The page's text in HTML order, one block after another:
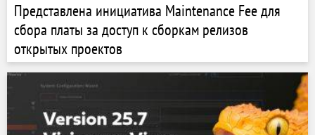
Представлена инициатива Maintenance Fee для
сбора платы за доступ к сборкам релизов
открытых проектов